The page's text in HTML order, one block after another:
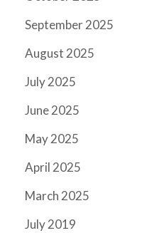
September 2025
August 2025
July 2025
June 2025
May 2025
April 2025
March 2025
July 2019